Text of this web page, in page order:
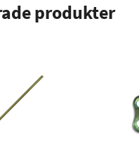
produkter